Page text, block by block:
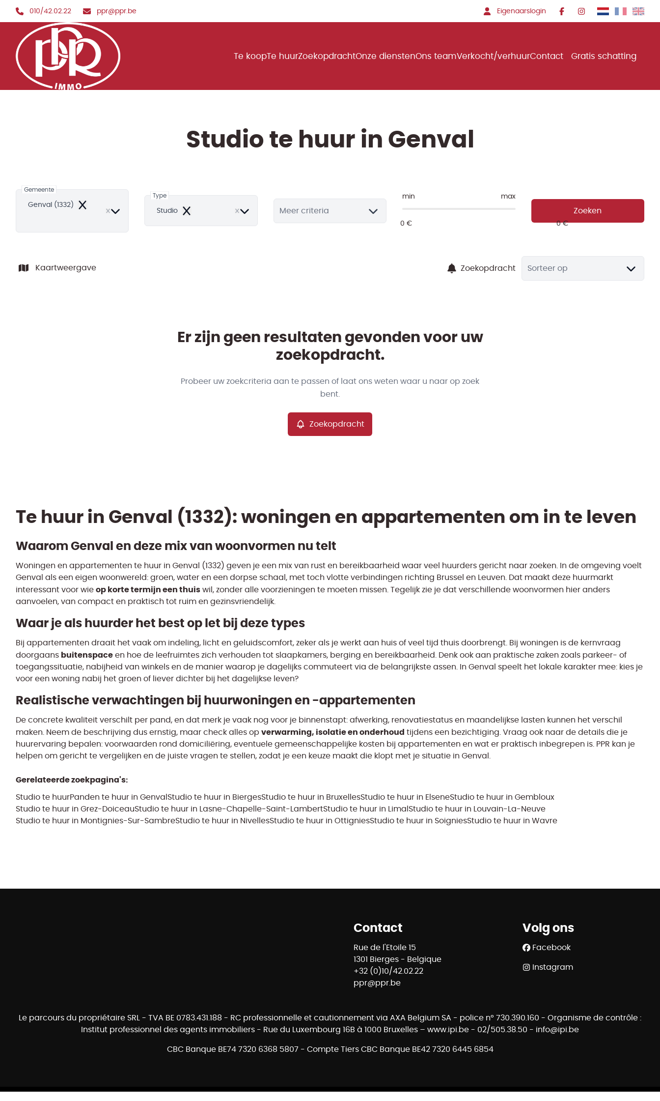
Ga naar hoofdinhoud
010/42.02.22 ppr@ppr.be Eigenaarslogin
Te koopTe huurZoekopdrachtOnze dienstenOns teamVerkocht/verhuurContact Gratis schatting
Studio te huur in Genval
Gemeente
Genval (1332)
Remove
Type
Studio
Remove Meer criteria
min max
Zoeken
Kaartweergave Zoekopdracht Sorteer op
Er zijn geen resultaten gevonden voor uw
zoekopdracht.
Probeer uw zoekcriteria aan te passen of laat ons weten waar u naar op zoek
bent.
Zoekopdracht
Te huur in Genval (1332): woningen en appartementen om in te leven
Waarom Genval en deze mix van woonvormen nu telt
Woningen en appartementen te huur in Genval (1332) geven je een mix van rust en bereikbaarheid waar veel huurders gericht naar zoeken. In de omgeving voelt
Genval als een eigen woonwereld: groen, water en een dorpse schaal, met toch vlotte verbindingen richting Brussel en Leuven. Dat maakt deze huurmarkt
interessant voor wie op korte termijn een thuis wil, zonder alle voorzieningen te moeten missen. Tegelijk zie je dat verschillende woonvormen hier anders
aanvoelen, van compact en praktisch tot ruim en gezinsvriendelijk.
Waar je als huurder het best op let bij deze types
Bij appartementen draait het vaak om indeling, licht en geluidscomfort, zeker als je werkt aan huis of veel tijd thuis doorbrengt. Bij woningen is de kernvraag
doorgaans buitenspace en hoe de leefruimtes zich verhouden tot slaapkamers, berging en bereikbaarheid. Denk ook aan praktische zaken zoals parkeer- of
toegangssituatie, nabijheid van winkels en de manier waarop je dagelijks commuteert via de belangrijkste assen. In Genval speelt het lokale karakter mee: kies je
voor een woning nabij het groen of liever dichter bij het dagelijkse leven?
Realistische verwachtingen bij huurwoningen en -appartementen
De concrete kwaliteit verschilt per pand, en dat merk je vaak nog voor je binnenstapt: afwerking, renovatiestatus en maandelijkse lasten kunnen het verschil
maken. Neem de beschrijving dus ernstig, maar check alles op verwarming, isolatie en onderhoud tijdens een bezichtiging. Vraag ook naar de details die je
huurervaring bepalen: voorwaarden rond domiciliëring, eventuele gemeenschappelijke kosten bij appartementen en wat er praktisch inbegrepen is. PPR kan je
helpen om gericht te vergelijken en de juiste vragen te stellen, zodat je een keuze maakt die klopt met je situatie in Genval.
Gerelateerde zoekpagina's:
Studio te huurPanden te huur in GenvalStudio te huur in BiergesStudio te huur in BruxellesStudio te huur in ElseneStudio te huur in Gembloux
Studio te huur in Grez-DoiceauStudio te huur in Lasne-Chapelle-Saint-LambertStudio te huur in LimalStudio te huur in Louvain-La-Neuve
Studio te huur in Montignies-Sur-SambreStudio te huur in NivellesStudio te huur in OttigniesStudio te huur in SoigniesStudio te huur in Wavre
Contact
Rue de l'Etoile 15
1301 Bierges - Belgique
+32 (0)10/42.02.22
ppr@ppr.be
Volg ons
Facebook
Instagram
Le parcours du propriétaire SRL - TVA BE 0783.431.188 - RC professionnelle et cautionnement via AXA Belgium SA - police n° 730.390.160 - Organisme de contrôle :
Institut professionnel des agents immobiliers - Rue du Luxembourg 16B à 1000 Bruxelles – www.ipi.be - 02/505.38.50 - info@ipi.be
CBC Banque BE74 7320 6368 5807 - Compte Tiers CBC Banque BE42 7320 6445 6854